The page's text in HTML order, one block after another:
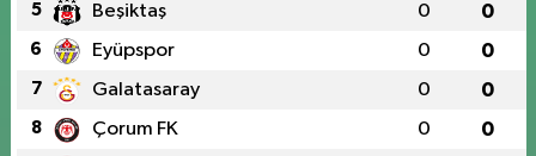
5 Beşiktaş 0 0
6 Eyüpspor 0 0
7 Galatasaray 0 0
8 Çorum FK 0 0